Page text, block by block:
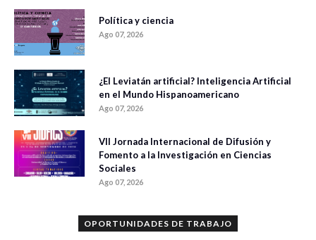
Política y ciencia
Ago 07, 2026
¿El Leviatán artificial? Inteligencia Artificial
en el Mundo Hispanoamericano
Ago 07, 2026
VII Jornada Internacional de Difusión y
Fomento a la Investigación en Ciencias
Sociales
Ago 07, 2026
OPORTUNIDADES DE TRABAJO